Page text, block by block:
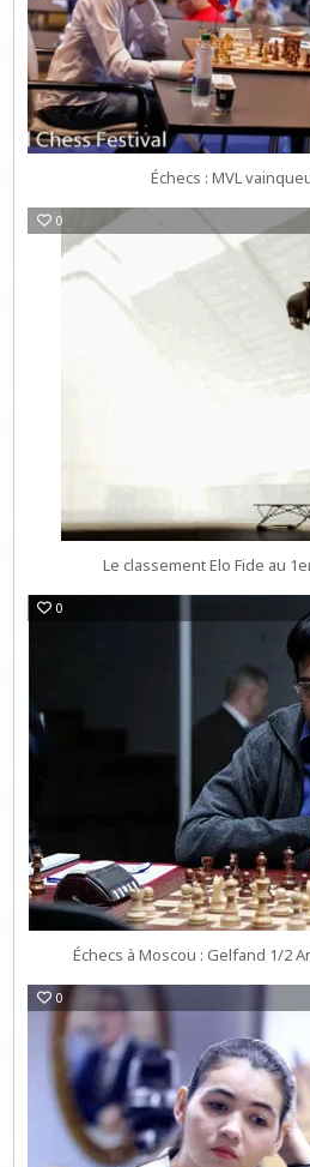
Échecs : MVL
0
Le classement Elo Fide au
0
Échecs à Moscou : Gelfand 1/2
0